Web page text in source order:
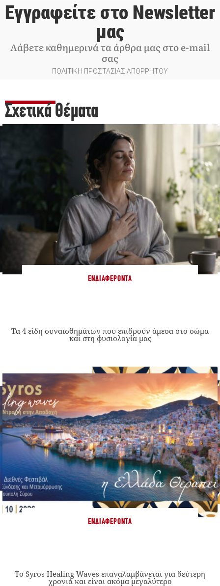
Εγγραφείτε στο Newsletter
μας
Λάβετε καθημερινά τα άρθρα μας στο e-mail
σας
ΠΟΛΙΤΙΚΗ ΠΡΟΣΤΑΣΙΑΣ ΑΠΟΡΡΗΤΟΥ
Σχετικά Θέματα
ΕΝΔΙΑΦΈΡΟΝΤΑ
Τα 4 είδη συναισθημάτων που επιδρούν άμεσα στο σώμα
και στη φυσιολογία μας
ΕΝΔΙΑΦΈΡΟΝΤΑ
Το Syros Healing Waves επαναλαμβάνεται για δεύτερη
χρονιά και είναι ακόμα μεγαλύτερο